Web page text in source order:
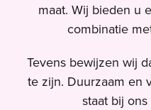
maat. Wij bieden u
combinatie
Tevens bewijzen wij
te zijn. Duurzaam en
staat bij ons